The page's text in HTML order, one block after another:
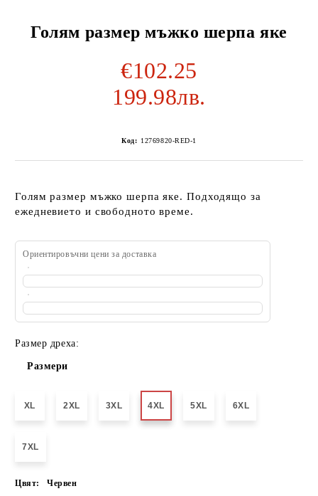
Голям размер мъжко шерпа яке
€102.25
199.98лв.
Код: 12769820-RED-1
Голям размер мъжко шерпа яке. Подходящо за
ежедневието и свободното време.
Ориентировъчни цени за доставка
Размер дреха:
Размери
XL 2XL 3XL 4XL 5XL 6XL
7XL
Цвят: Червен